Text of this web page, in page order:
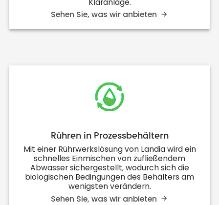
Sehen Sie, was wir anbieten
Rühren in Prozessbehältern
Mit einer Rührwerkslösung von Landia wird ein
schnelles Einmischen von zufließendem
Abwasser sichergestellt, wodurch sich die
biologischen Bedingungen des Behälters am
wenigsten verändern.
Sehen Sie, was wir anbieten